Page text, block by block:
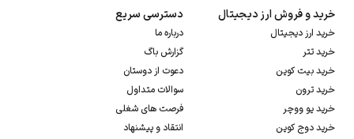
خرید و فروش ارز دیجیتال
خرید ارز دیجیتال
خرید تتر
خرید بیت کوین
خرید ترون
خرید یو ووچر
خرید دوج کوین
دسترسی سریع
درباره ما
گزارش باگ
دعوت از دوستان
سوالات متداول
فرصت های شغلی
انتقاد و پیشنهاد